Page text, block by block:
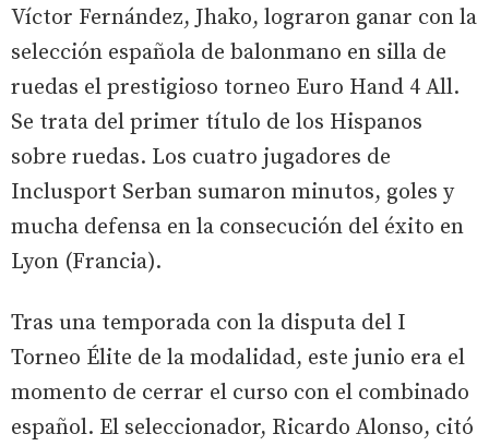
Víctor Fernández, Jhako, lograron ganar con la
selección española de balonmano en silla de
ruedas el prestigioso torneo Euro Hand 4 All.
Se trata del primer título de los Hispanos
sobre ruedas. Los cuatro jugadores de
Inclusport Serban sumaron minutos, goles y
mucha defensa en la consecución del éxito en
Lyon (Francia).
Tras una temporada con la disputa del I
Torneo Élite de la modalidad, este junio era el
momento de cerrar el curso con el combinado
español. El seleccionador, Ricardo Alonso, citó